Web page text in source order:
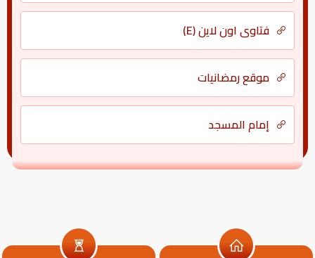
فتاوى اون لاين (E)
موقع رمضانيات
إمام المسجد